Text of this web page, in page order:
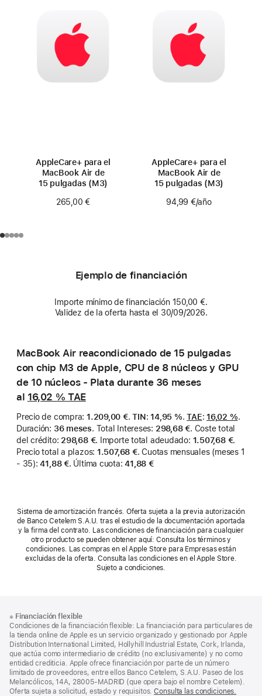
AppleCare+ para el
MacBook Air de
15 pulgadas (M3)
265,00 €
AppleCare+ para el
MacBook Air de
15 pulgadas (M3)
94,99 €/año
Ejemplo de financiación
Importe mínimo de financiación 150,00 €.
Validez de la oferta hasta el 30/09/2026.
MacBook Air reacondicionado de 15 pulgadas
con chip M3 de Apple, CPU de 8 núcleos y GPU
de 10 núcleos - Plata durante 36 meses
al 16,02 % TAE
Precio de compra: 1.209,00 €.TIN: 14,95 %.TAE: 16,02 %.
Duración: 36 meses. Total Intereses: 298,68 €. Coste total
del crédito: 298,68 €. Importe total adeudado: 1.507,68 €.
Precio total a plazos: 1.507,68 €.Cuotas mensuales (meses 1
- 35): 41,88 €. Última cuota: 41,88 €
Sistema de amortización francés. Oferta sujeta a la previa autorización
de Banco Cetelem S.A.U. tras el estudio de la documentación aportada
y la firma del contrato. Las condiciones de financiación para cualquier
otro producto se pueden obtener aquí: Consulta los términos y
condiciones. Las compras en el Apple Store para Empresas están
excluidas de la oferta. Consulta las condiciones en el Apple Store.
Sujeto a condiciones.
a
pie
de
página
al
pie
※ Financiación flexible
Condiciones de la financiación flexible: La financiación para particulares de
la tienda online de Apple es un servicio organizado y gestionado por Apple
Distribution International Limited, Hollyhill Industrial Estate, Cork, Irlanda,
que actúa como intermediario de crédito (no exclusivamente) y no como
entidad crediticia. Apple ofrece financiación por parte de un número
limitado de proveedores, entre ellos Banco Cetelem, S.A.U. Paseo de los
Melancólicos, 14A, 28005-MADRID (que opera bajo el nombre Cetelem).
Oferta sujeta a solicitud, estado y requisitos.Consulta las condiciones.